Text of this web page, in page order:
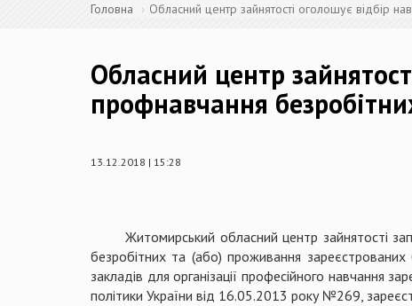
Головна Обласний центр зайнятості оголошує відбір
Обласний центр
профнавчання
13.12.2018 | 15:28
Житомирський обласний центр зайнятості
безробітних та (або) проживання
закладів для організації професійного навчання
політики України від 16.05.2013 року №269,